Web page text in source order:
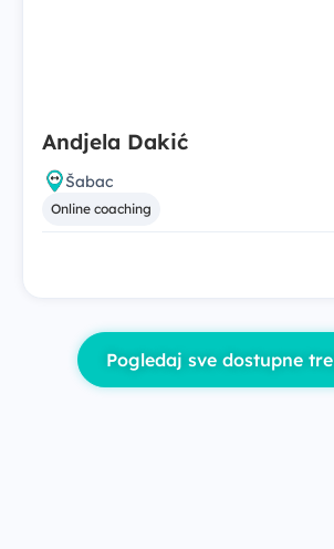
Nikol Ðokić
Grupni trening
Pogledaj sve dostupne